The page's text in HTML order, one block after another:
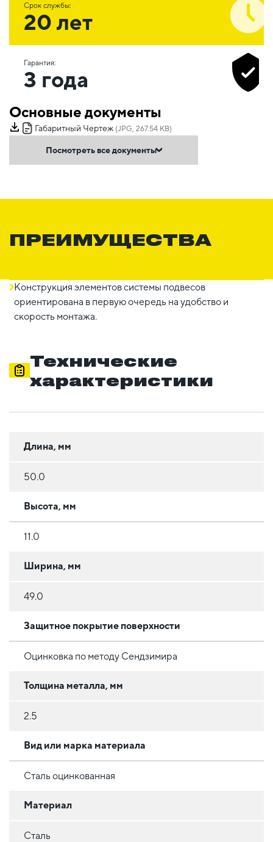
Срок службы:
20 лет
Гарантия:
3 года
Основные документы
Габаритный Чертеж (JPG, 267.54 KB)
Посмотреть все документы
ПРЕИМУЩЕСТВА
Конструкция элементов системы подвесов
ориентирована в первую очередь на удобство и
скорость монтажа.
Технические
характеристики
Длина, мм
50.0
Высота, мм
11.0
Ширина, мм
49.0
Защитное покрытие поверхности
Оцинковка по методу Сендзимира
Толщина металла, мм
2.5
Вид или марка материала
Сталь оцинкованная
Материал
Сталь